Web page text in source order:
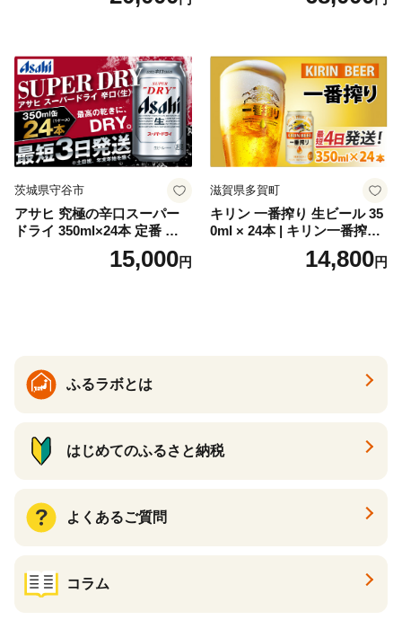
セット 詰め合わせ カクテル
ソーダ割り アルコール ロッ
ク ソーダ ジントニック 】
茨城県守谷市
アサヒ 究極の辛口スーパー
ドライ 350ml×24本 定番 ビー
ル 缶ビール 酒 お酒 アルコー
15,000円
滋賀県多賀町
キリン 一番搾り 生ビール 35
0ml × 24本 | キリン一番搾り
キリンビール 一番搾り ビー
ル 24缶 きりんいちばんしぼ
14,800円
ふるラボとは
はじめてのふるさと納税
よくあるご質問
コラム